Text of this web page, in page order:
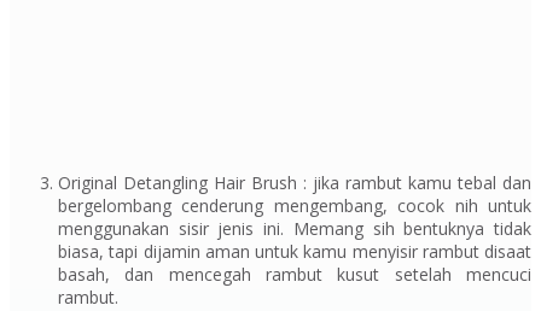
Original Detangling Hair Brush : jika rambut kamu tebal dan
bergelombang cenderung mengembang, cocok nih untuk
menggunakan sisir jenis ini. Memang sih bentuknya tidak
biasa, tapi dijamin aman untuk kamu menyisir rambut disaat
basah, dan mencegah rambut kusut setelah mencuci
rambut.